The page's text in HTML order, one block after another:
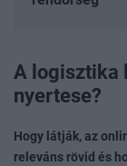
A logisztika
nyertese?
Hogy látják, az
releváns rövid és